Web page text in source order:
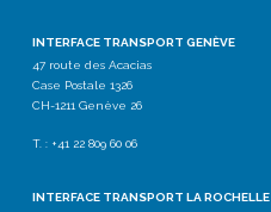
INTERFACE TRANSPORT GENÈVE
47 route des Acacias
Case Postale 1326
CH-1211 Genève 26
T. : +41 22 809 60 06
INTERFACE TRANSPORT LA ROCHELLE